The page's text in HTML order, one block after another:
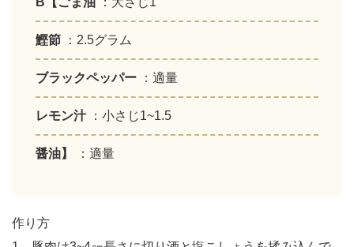
鰹節 ：2.5グラム
ブラックペッパー ：適量
レモン汁 ：小さじ1~1.5
醤油】 ：適量
作り方